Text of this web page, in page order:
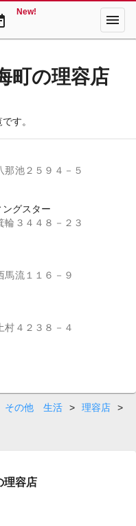
New! menu
町の理容店
す。
那池２５９４－５
グスター
輪３４４８－２３
馬流１１６－９
村４２３８－４
その他 生活 > 理容店
>
理容店